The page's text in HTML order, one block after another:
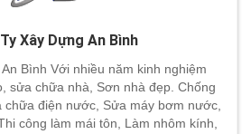
Xây Dựng An Bình
Bình Với nhiều năm kinh nghiệm
sửa chữa nhà, Sơn nhà đẹp. Chống
chữa điện nước, Sửa máy bơm nước,
công làm mái tôn, Làm nhôm kính,